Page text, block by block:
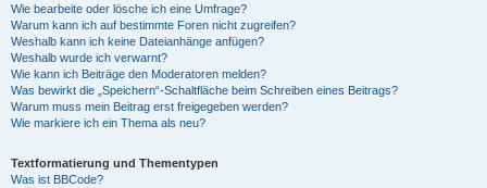
Wie bearbeite oder lösche ich eine Umfrage?
Warum kann ich auf bestimmte Foren nicht zugreifen?
Weshalb kann ich keine Dateianhänge anfügen?
Weshalb wurde ich verwarnt?
Wie kann ich Beiträge den Moderatoren melden?
Was bewirkt die „Speichern“-Schaltfläche beim Schreiben eines Beitrags?
Warum muss mein Beitrag erst freigegeben werden?
Wie markiere ich ein Thema als neu?
Textformatierung und Thementypen
Was ist BBCode?